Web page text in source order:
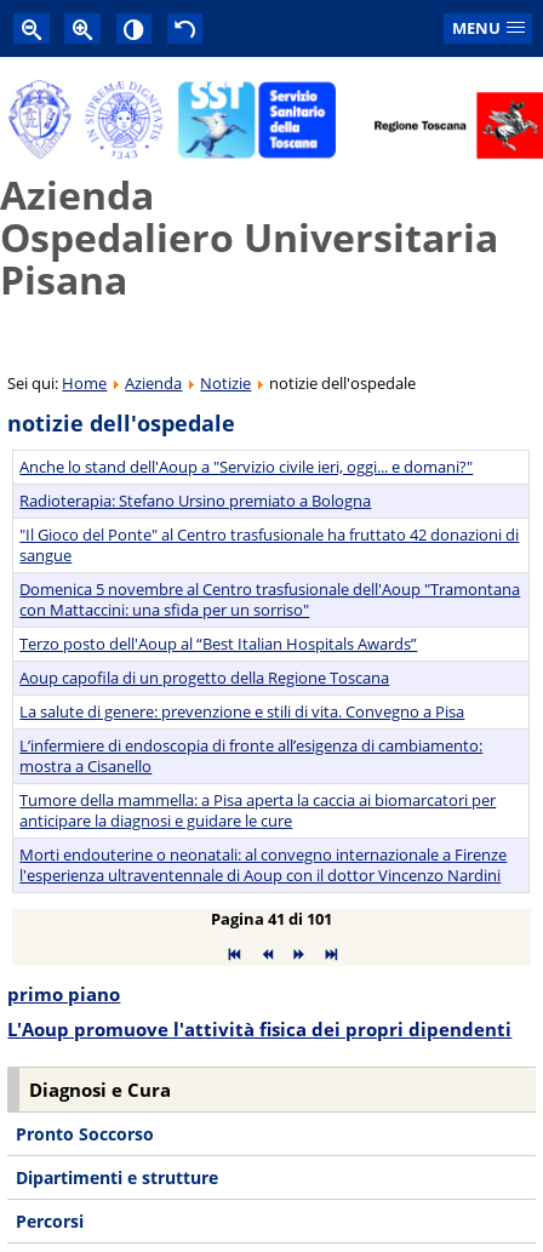
MENU
Azienda
Ospedaliero Universitaria
Pisana
Sei qui: Home Azienda Notizie notizie dell'ospedale
notizie dell'ospedale
Anche lo stand dell'Aoup a "Servizio civile ieri, oggi... e domani?"
Radioterapia: Stefano Ursino premiato a Bologna
"Il Gioco del Ponte" al Centro trasfusionale ha fruttato 42 donazioni di
sangue
Domenica 5 novembre al Centro trasfusionale dell'Aoup "Tramontana
con Mattaccini: una sfida per un sorriso"
Terzo posto dell'Aoup al “Best Italian Hospitals Awards”
Aoup capofila di un progetto della Regione Toscana
La salute di genere: prevenzione e stili di vita. Convegno a Pisa
L’infermiere di endoscopia di fronte all’esigenza di cambiamento:
mostra a Cisanello
Tumore della mammella: a Pisa aperta la caccia ai biomarcatori per
anticipare la diagnosi e guidare le cure
Morti endouterine o neonatali: al convegno internazionale a Firenze
l'esperienza ultraventennale di Aoup con il dottor Vincenzo Nardini
Pagina 41 di 101
primo piano
L'Aoup promuove l'attività fisica dei propri dipendenti
Diagnosi e Cura
Pronto Soccorso
Dipartimenti e strutture
Percorsi